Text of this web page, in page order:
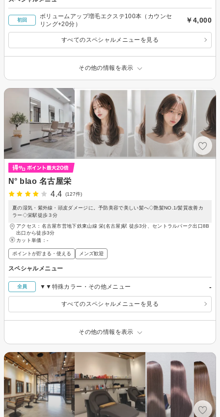
初回
ボリュームアップ増毛エクステ100本（カウンセ
リング+20分）
￥4,000
すべてのスペシャルメニューを見る
その他の情報を表示
N° blao 名古屋栄
4.4
(127件)
夏の湿気・紫外線・頭皮ダメージに。予防美容で美しい髪へ◇艶髪NO.1/髪質改善カ
ラー◇栄駅徒歩３分
アクセス：名古屋市営地下鉄東山線 栄(名古屋)駅 徒歩3分、セントラルパーク出口8B
出口から徒歩3分
カット単価： -
ポイントが貯まる・使える メンズ歓迎
スペシャルメニュー
全員 ▼▼特殊カラー・その他メニュー -
すべてのスペシャルメニューを見る
その他の情報を表示